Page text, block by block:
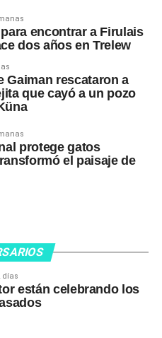
encontrar a Firulais
dos años en Trelew
Gaiman rescataron a
que cayó a un pozo
protege gatos
el paisaje de
días
están celebrando los